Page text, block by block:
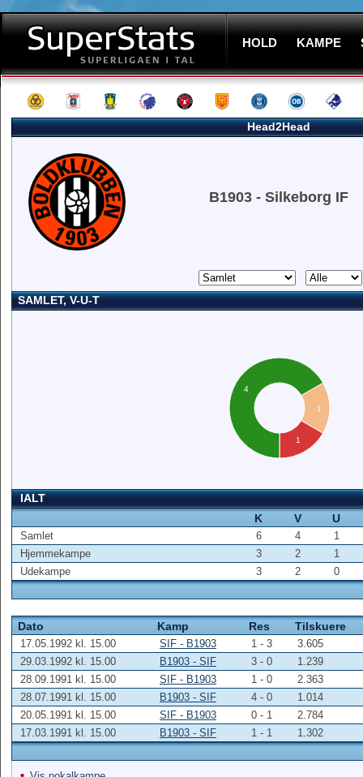
HOLD KAMPE
Head2Head
B1903 - Silkeborg IF
SAMLET, V-U-T
1
1
4
IALT
K
V U
Samlet 6 4
1
Hjemmekampe
3 2
1
Udekampe
3 2 0
Dato Kamp Res Tilskuere
17.05.1992 kl. 15.00 SIF - B1903 1 - 3
3.605
29.03.1992 kl. 15.00
B1903 - SIF 3 - 0
1.239
28.09.1991 kl. 15.00
SIF - B1903 1 - 0
2.363
28.07.1991 kl. 15.00
B1903 - SIF 4 - 0
1.014
20.05.1991 kl. 15.00
SIF - B1903 0 - 1
2.784
17.03.1991 kl. 15.00
B1903 - SIF 1 - 1 1.302